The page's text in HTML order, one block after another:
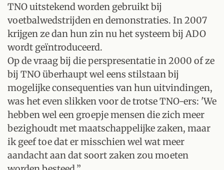
TNO uitstekend worden gebruikt bij
voetbalwedstrijden en demonstraties. In 2007
krijgen ze dan hun zin nu het systeem bij ADO
wordt geïntroduceerd.
Op de vraag bij die perspresentatie in 2000 of ze
bij TNO überhaupt wel eens stilstaan bij
mogelijke consequenties van hun uitvindingen,
was het even slikken voor de trotse TNO-ers: 'We
hebben wel een groepje mensen die zich meer
bezighoudt met maatschappelijke zaken, maar
ik geef toe dat er misschien wel wat meer
aandacht aan dat soort zaken zou moeten